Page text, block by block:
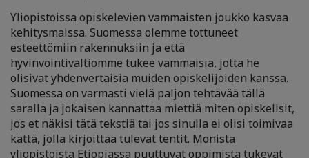
Yliopistoissa opiskelevien vammaisten joukko kasvaa
kehitysmaissa. Suomessa olemme tottuneet
esteettömiin rakennuksiin ja että
hyvinvointivaltiomme tukee vammaisia, jotta he
olisivat yhdenvertaisia muiden opiskelijoiden kanssa.
Suomessa on varmasti vielä paljon tehtävää tällä
saralla ja jokaisen kannattaa miettiä miten opiskelisit,
jos et näkisi tätä tekstiä tai jos sinulla ei olisi toimivaa
kättä, jolla kirjoittaa tulevat tentit. Monista
yliopistoista Etiopiassa puuttuvat oppimista tukevat